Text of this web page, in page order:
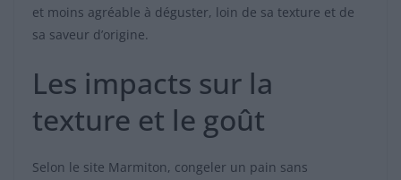
et moins agréable à déguster, loin de sa texture et de
sa saveur d’origine.
Les impacts sur la
texture et le goût
Selon le site Marmiton, congeler un pain sans